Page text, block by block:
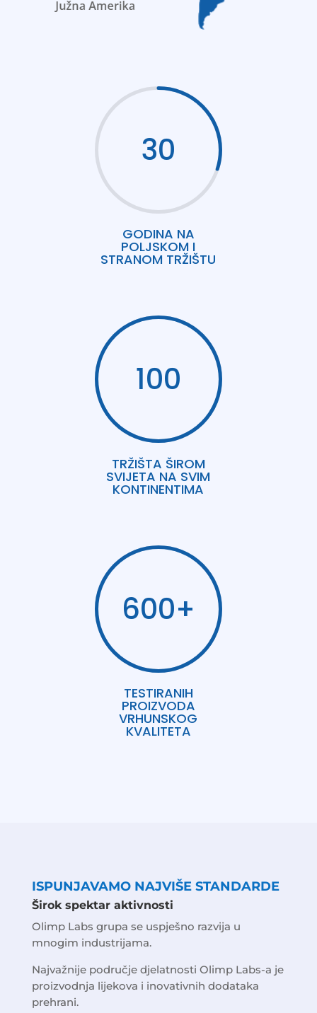
30
GODINA NA
POLJSKOM I
STRANOM TRŽIŠTU
100
TRŽIŠTA ŠIROM
SVIJETA NA SVIM
KONTINENTIMA
600+
TESTIRANIH
PROIZVODA
VRHUNSKOG
KVALITETA
ISPUNJAVAMO NAJVIŠE STANDARDE
Širok spektar aktivnosti
Olimp Labs grupa se uspješno razvija u
mnogim industrijama.
Najvažnije područje djelatnosti Olimp Labs-a je
proizvodnja lijekova i inovativnih dodataka
prehrani.